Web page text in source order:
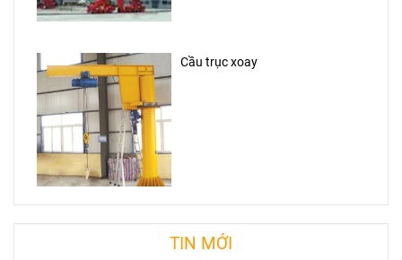
Cầu trục xoay
TIN MỚI